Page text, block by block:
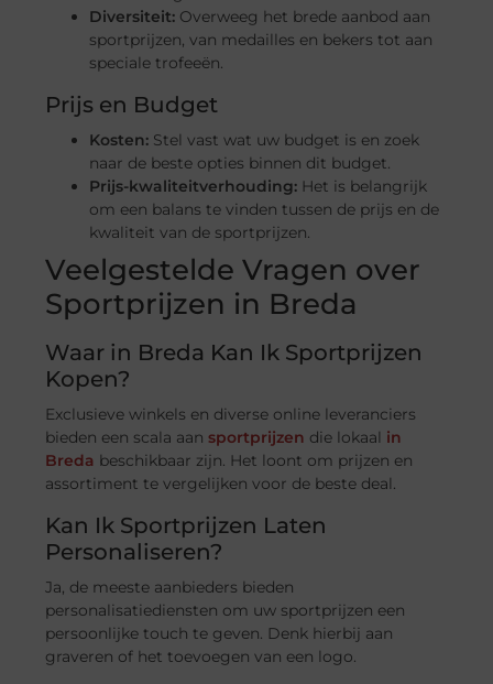
Diversiteit: Overweeg het brede aanbod aan
sportprijzen, van medailles en bekers tot aan
speciale trofeeën.
Prijs en Budget
Kosten: Stel vast wat uw budget is en zoek
naar de beste opties binnen dit budget.
Prijs-kwaliteitverhouding: Het is belangrijk
om een balans te vinden tussen de prijs en de
kwaliteit van de sportprijzen.
Veelgestelde Vragen over
Sportprijzen in Breda
Waar in Breda Kan Ik Sportprijzen
Kopen?
Exclusieve winkels en diverse online leveranciers
bieden een scala aansportprijzen die lokaal in
Breda beschikbaar zijn. Het loont om prijzen en
assortiment te vergelijken voor de beste deal.
Kan Ik Sportprijzen Laten
Personaliseren?
Ja, de meeste aanbieders bieden
personalisatiediensten om uw sportprijzen een
persoonlijke touch te geven. Denk hierbij aan
graveren of het toevoegen van een logo.